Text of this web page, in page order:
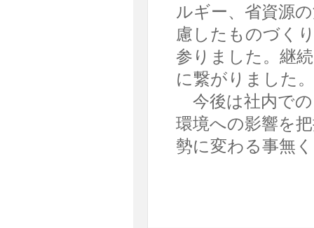
ルギー、省資源
慮したものづく
参りました。継
に繋がりました。
今後は社内での
環境への影響を
勢に変わる事無